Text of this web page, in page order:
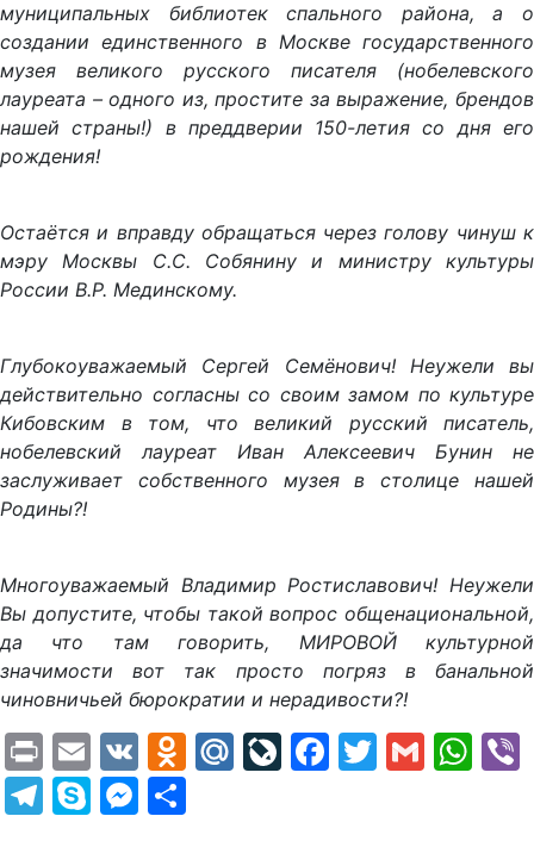
муниципальных библиотек спального района, а о
создании единственного в Москве государственного
музея великого русского писателя (нобелевского
лауреата – одного из, простите за выражение, брендов
нашей страны!) в преддверии 150-летия со дня его
рождения!
Остаётся и вправду обращаться через голову чинуш к
мэру Москвы С.С. Собянину и министру культуры
России В.Р. Мединскому.
Глубокоуважаемый Сергей Семёнович! Неужели вы
действительно согласны со своим замом по культуре
Кибовским в том, что великий русский писатель,
нобелевский лауреат Иван Алексеевич Бунин не
заслуживает собственного музея в столице нашей
Родины?!
Многоуважаемый Владимир Ростиславович! Неужели
Вы допустите, чтобы такой вопрос общенациональной,
да что там говорить, МИРОВОЙ культурной
значимости вот так просто погряз в банальной
чиновничьей бюрократии и нерадивости?!
PrintEmail
VK Odnoklassniki
Mail.Ru
LiveJournal
Facebook
Twitter
Gmail
Telegram
SkypeMessenger